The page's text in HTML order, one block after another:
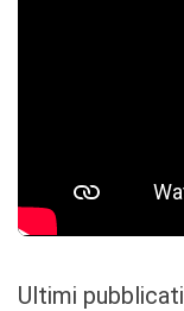
Ultimi pubblicati